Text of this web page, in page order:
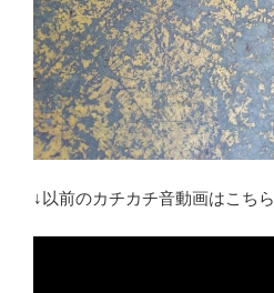
↓以前のカチカチ音動画はこちら